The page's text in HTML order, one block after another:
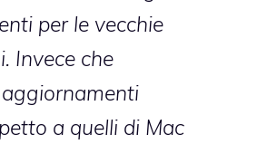
per le vecchie
Invece che
a quelli di Mac